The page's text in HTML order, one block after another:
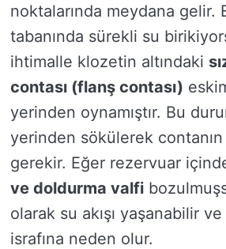
noktalarında meydana gelir.
tabanında sürekli su
ihtimalle klozetin altındaki
contası (flanş contası)
yerinden oynamıştır. Bu
yerinden sökülerek
gerekir. Eğer rezervuar
ve doldurma valfi
olarak su akışı yaşanabilir
israfına neden olur.